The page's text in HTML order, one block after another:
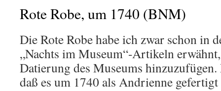
Rote Robe, um 1740 (BNM)
Die Rote Robe habe ich zwar schon in
„Nachts im Museum“-Artikeln
Datierung des Museums hinzuzufügen.
daß es um 1740 als Andrienne